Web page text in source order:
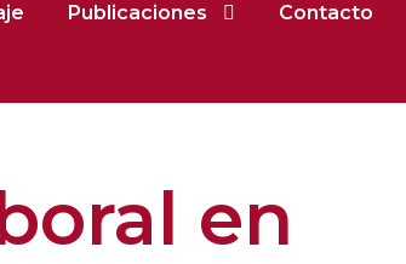
Publicaciones Contacto
en